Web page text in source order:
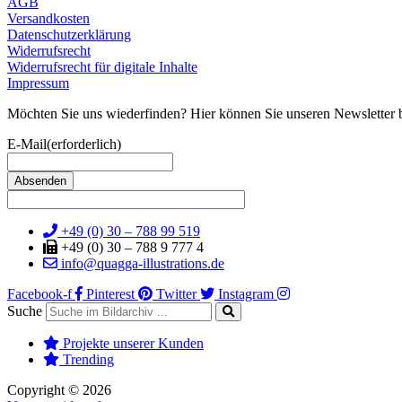
Versandkosten
Datenschutzerklärung
Widerrufsrecht
Widerrufsrecht für digitale Inhalte
Impressum
Möchten Sie uns wiederfinden? Hier können Sie unseren Newsletter
E-Mail(erforderlich)
+49 (0) 30 – 788 99 519
+49 (0) 30 – 788 9 777 4
info@quagga-illustrations.de
Facebook-f
Pinterest Twitter
Instagram
Suche
Projekte unserer Kunden
Trending
Copyright © 2026